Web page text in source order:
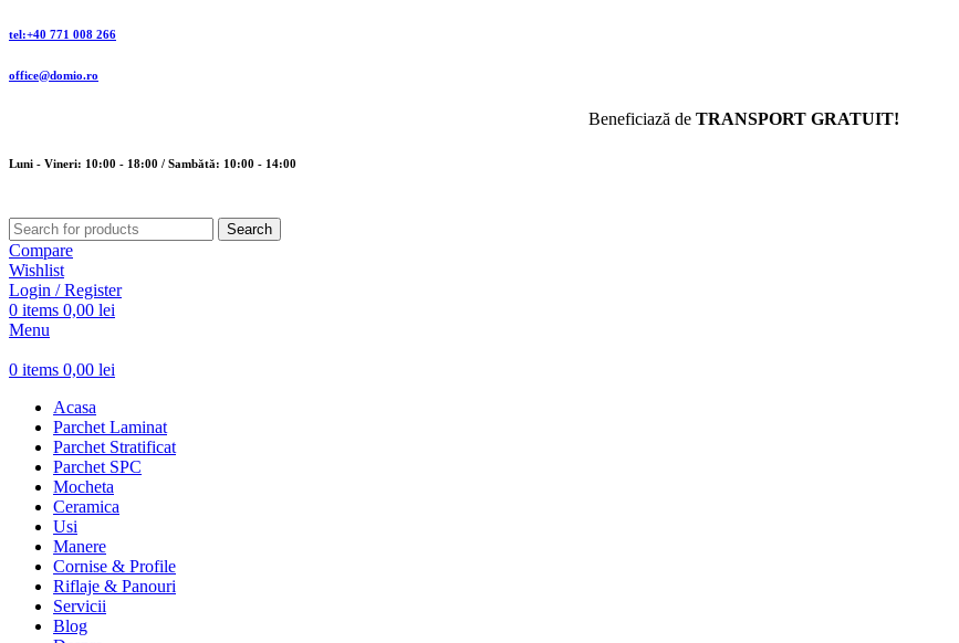
tel:+40 771 008 266
office@domio.ro
Beneficiază de TRANSPORT GRATUIT!
Luni - Vineri: 10:00 - 18:00 / Sambătă: 10:00 - 14:00
Search
Compare
Wishlist
Login / Register
0 items 0,00 lei
Menu
0 items 0,00 lei
Acasa
Parchet Laminat
Parchet Stratificat
Parchet SPC
Mocheta
Ceramica
Usi
Manere
Cornise & Profile
Riflaje & Panouri
Servicii
Blog